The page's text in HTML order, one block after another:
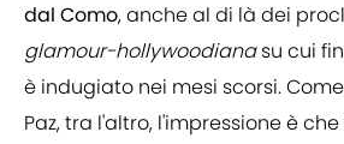
dal Como, anche al di là dei
glamour-hollywoodianasu cui
è indugiato nei mesi scorsi.
Paz, tra l'altro, l'impressione è